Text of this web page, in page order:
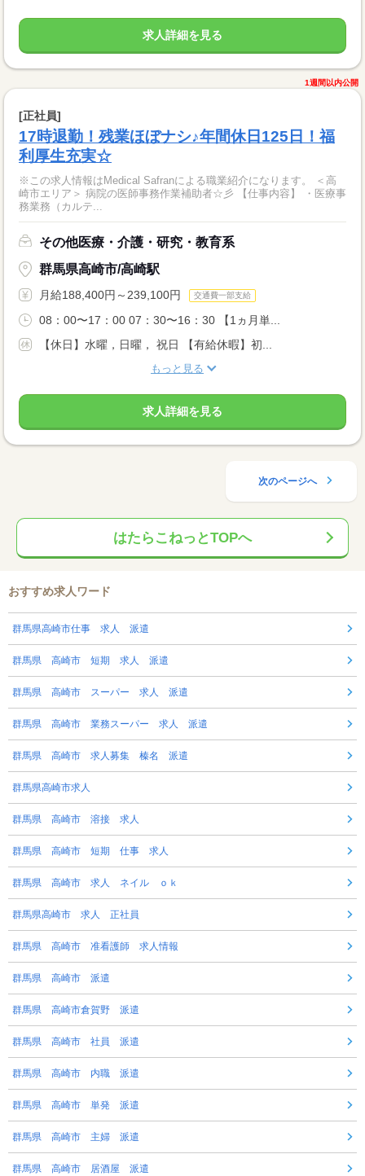
求人詳細を見る
1週間以内公開
[正社員]
17時退勤！残業ほぼナシ♪年間休日125日！福
利厚生充実☆
※この求人情報はMedical Safranによる職業紹介になります。 ＜高
崎市エリア＞ 病院の医師事務作業補助者☆彡 【仕事内容】 ・医療事
務業務（カルテ...
その他医療・介護・研究・教育系
群馬県高崎市/高崎駅
月給188,400円～239,100円 交通費一部支給
08：00〜17：00 07：30〜16：30 【1ヵ月単...
【休日】水曜，日曜， 祝日 【有給休暇】初...
もっと見る
求人詳細を見る
次のページへ
はたらこねっとTOPへ
おすすめ求人ワード
群馬県高崎市仕事 求人 派遣
群馬県 高崎市 短期 求人 派遣
群馬県 高崎市 スーパー 求人 派遣
群馬県 高崎市 業務スーパー 求人 派遣
群馬県 高崎市 求人募集 榛名 派遣
群馬県高崎市求人
群馬県 高崎市 溶接 求人
群馬県 高崎市 短期 仕事 求人
群馬県 高崎市 求人 ネイル ｏｋ
群馬県高崎市 求人 正社員
群馬県 高崎市 准看護師 求人情報
群馬県 高崎市 派遣
群馬県 高崎市倉賀野 派遣
群馬県 高崎市 社員 派遣
群馬県 高崎市 内職 派遣
群馬県 高崎市 単発 派遣
群馬県 高崎市 主婦 派遣
群馬県 高崎市 居酒屋 派遣